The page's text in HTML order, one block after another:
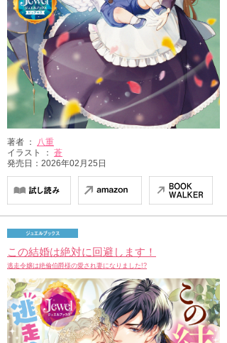
著者 ：
八重
イラスト ： 蒼
発売日：2026年02月25日
この結婚は絶対に回避します！
逃走令嬢は絶倫伯爵様の愛され妻になりました!?